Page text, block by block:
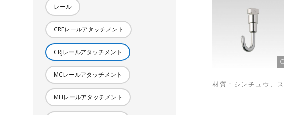
材質：シンチュウ、
レール
CREレールアタッチメント
CRJレールアタッチメント
MCレールアタッチメント
MHレールアタッチメント